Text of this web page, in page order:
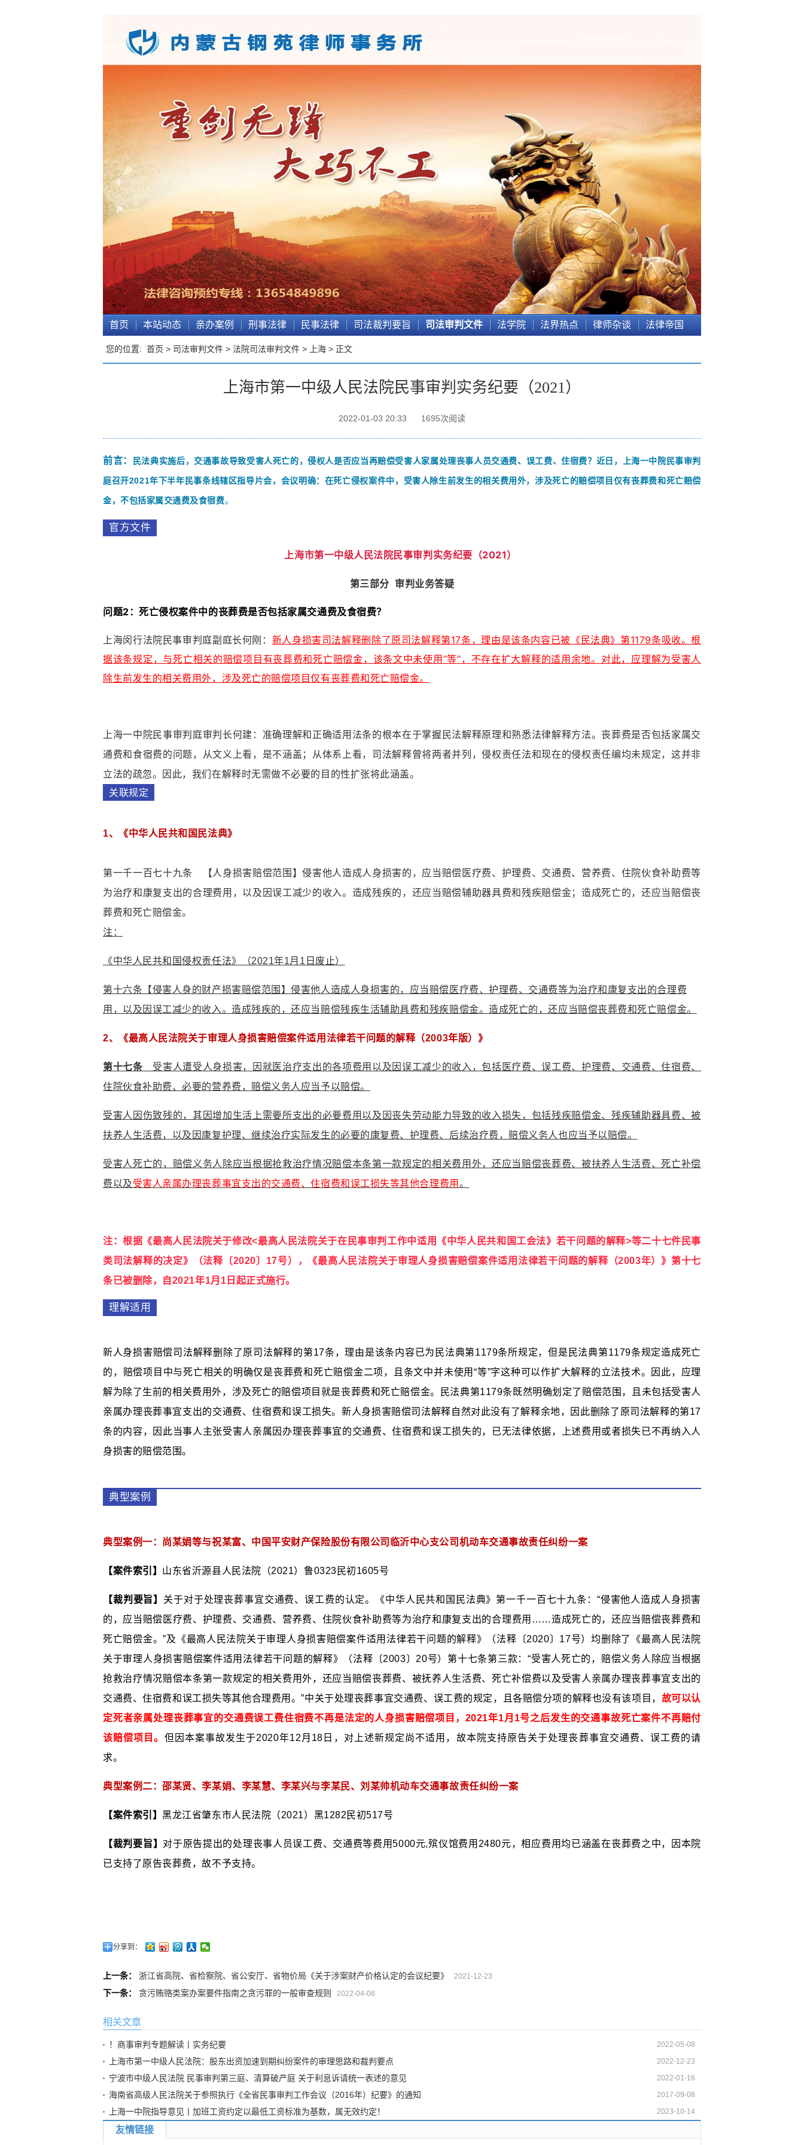
首页 本站动态 亲办案例 刑事法律 民事法律 司法裁判要旨 司法审判文件 法学院 法界热点 律师杂谈 法律帝国
您的位置: 首页 > 司法审判文件 > 法院司法审判文件 > 上海 > 正文
上海市第一中级人民法院民事审判实务纪要（2021）
2022-01-03 20:33 1695次阅读
前言： 民法典实施后，交通事故导致受害人死亡的，侵权人是否应当再赔偿受害人家属处理丧事人员交通费、误工费、住宿费？ 近日，上海一中院民事审判
庭召开2021年下半年民事条线辖区指导片会，会议明确：在死亡侵权案件中，受害人除生前发生的相关费用外，涉及死亡的赔偿项目仅有丧葬费和死亡赔偿
金，不包括家属交通费及食宿费。
官方文件
上海市第一中级人民法院民事审判实务纪要（2021）
第三部分 审判业务答疑
问题2：死亡侵权案件中的丧葬费是否包括家属交通费及食宿费？
上海闵行法院民事审判庭副庭长何刚： 新人身损害司法解释删除了原司法解释第17条，理由是该条内容已被《民法典》第1179条吸收。根
据该条规定，与死亡相关的赔偿项目有丧葬费和死亡赔偿金，该条文中未使用“等”，不存在扩大解释的适用余地。对此，应理解为受害人
除生前发生的相关费用外，涉及死亡的赔偿项目仅有丧葬费和死亡赔偿金。
上海一中院民事审判庭审判长何建：准确理解和正确适用法条的根本在于掌握民法解释原理和熟悉法律解释方法。丧葬费是否包括家属交
通费和食宿费的问题，从文义上看，是不涵盖；从体系上看，司法解释曾将两者并列，侵权责任法和现在的侵权责任编均未规定，这并非
立法的疏忽。因此，我们在解释时无需做不必要的目的性扩张将此涵盖。
关联规定
1、《中华人民共和国民法典》
第一千一百七十九条 【人身损害赔偿范围】侵害他人造成人身损害的，应当赔偿医疗费、护理费、交通费、营养费、住院伙食补助费等
为治疗和康复支出的合理费用，以及因误工减少的收入。造成残疾的，还应当赔偿辅助器具费和残疾赔偿金；造成死亡的，还应当赔偿丧
葬费和死亡赔偿金。
注：
《中华人民共和国侵权责任法》（2021年1月1日废止）
第十六条【侵害人身的财产损害赔偿范围】侵害他人造成人身损害的，应当赔偿医疗费、护理费、交通费等为治疗和康复支出的合理费
用，以及因误工减少的收入。造成残疾的，还应当赔偿残疾生活辅助具费和残疾赔偿金。造成死亡的，还应当赔偿丧葬费和死亡赔偿金。
2、《最高人民法院关于审理人身损害赔偿案件适用法律若干问题的解释（2003年版）》
第十七条受害人遭受人身损害，因就医治疗支出的各项费用以及因误工减少的收入，包括医疗费、误工费、护理费、交通费、住宿费、
住院伙食补助费、必要的营养费，赔偿义务人应当予以赔偿。
受害人因伤致残的，其因增加生活上需要所支出的必要费用以及因丧失劳动能力导致的收入损失，包括残疾赔偿金、残疾辅助器具费、被
扶养人生活费，以及因康复护理、继续治疗实际发生的必要的康复费、护理费、后续治疗费，赔偿义务人也应当予以赔偿。
受害人死亡的，赔偿义务人除应当根据抢救治疗情况赔偿本条第一款规定的相关费用外，还应当赔偿丧葬费、被扶养人生活费、死亡补偿
费以及受害人亲属办理丧葬事宜支出的交通费、住宿费和误工损失等其他合理费用 。
注：根据《最高人民法院关于修改<最高人民法院关于在民事审判工作中适用《中华人民共和国工会法》若干问题的解释>等二十七件民事
类司法解释的决定》（法释〔2020〕17号），《最高人民法院关于审理人身损害赔偿案件适用法律若干问题的解释（2003年）》第十七
条已被删除，自2021年1月1日起正式施行。
理解适用
新人身损害赔偿司法解释删除了原司法解释的第17条，理由是该条内容已为民法典第1179条所规定，但是民法典第1179条规定造成死亡
的，赔偿项目中与死亡相关的明确仅是丧葬费和死亡赔偿金二项，且条文中并未使用“等”字这种可以作扩大解释的立法技术。因此，应理
解为除了生前的相关费用外，涉及死亡的赔偿项目就是丧葬费和死亡赔偿金。民法典第1179条既然明确划定了赔偿范围，且未包括受害人
亲属办理丧葬事宜支出的交通费、住宿费和误工损失。新人身损害赔偿司法解释自然对此没有了解释余地，因此删除了原司法解释的第17
条的内容，因此当事人主张受害人亲属因办理丧葬事宜的交通费、住宿费和误工损失的，已无法律依据，上述费用或者损失已不再纳入人
身损害的赔偿范围。
典型案例
典型案例一：尚某娟等与祝某富、中国平安财产保险股份有限公司临沂中心支公司机动车交通事故责任纠纷一案
【案件索引】 山东省沂源县人民法院（2021）鲁0323民初1605号
【裁判要旨】 关于对于处理丧葬事宜交通费、误工费的认定。《中华人民共和国民法典》第一千一百七十九条：“侵害他人造成人身损害
的，应当赔偿医疗费、护理费、交通费、营养费、住院伙食补助费等为治疗和康复支出的合理费用……造成死亡的，还应当赔偿丧葬费和
死亡赔偿金。”及《最高人民法院关于审理人身损害赔偿案件适用法律若干问题的解释》（法释〔2020〕17号）均删除了《最高人民法院
关于审理人身损害赔偿案件适用法律若干问题的解释》（法释〔2003〕20号）第十七条第三款：“受害人死亡的，赔偿义务人除应当根据
抢救治疗情况赔偿本条第一款规定的相关费用外，还应当赔偿丧葬费、被抚养人生活费、死亡补偿费以及受害人亲属办理丧葬事宜支出的
交通费、住宿费和误工损失等其他合理费用。”中关于处理丧葬事宜交通费、误工费的规定，且各赔偿分项的解释也没有该项目， 故可以认
定死者亲属处理丧葬事宜的交通费误工费住宿费不再是法定的人身损害赔偿项目，2021年1月1号之后发生的交通事故死亡案件不再赔付
该赔偿项目。 但因本案事故发生于2020年12月18日，对上述新规定尚不适用，故本院支持原告关于处理丧葬事宜交通费、误工费的请
求。
典型案例二：邵某贤、李某娟、李某慧、李某兴与李某民、刘某帅机动车交通事故责任纠纷一案
【案件索引】黑龙江省肇东市人民法院（2021）黑1282民初517号
【裁判要旨】 对于原告提出的处理丧事人员误工费、交通费等费用5000元,殡仪馆费用2480元，相应费用均已涵盖在丧葬费之中，因本院
已支持了原告丧葬费，故不予支持。
分享到：
上一条： 浙江省高院、省检察院、省公安厅、省物价局《关于涉案财产价格认定的会议纪要》​ 2021-12-23
下一条： 贪污贿赂类案办案要件指南之贪污罪的一般审查规则 2022-04-06
相关文章
！商事审判专题解读丨实务纪要 2022-05-08
上海市第一中级人民法院：股东出资加速到期纠纷案件的审理思路和裁判要点 2022-12-23
宁波市中级人民法院 民事审判第三庭、清算破产庭 关于利息诉请统一表述的意见 2022-01-16
海南省高级人民法院关于参照执行《全省民事审判工作会议（2016年）纪要》的通知 2017-09-08
上海一中院指导意见丨加班工资约定以最低工资标准为基数，属无效约定！ 2023-10-14
友情链接